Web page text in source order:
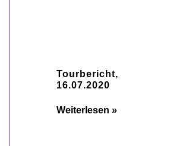
Tourbericht,
16.07.2020
Weiterlesen »